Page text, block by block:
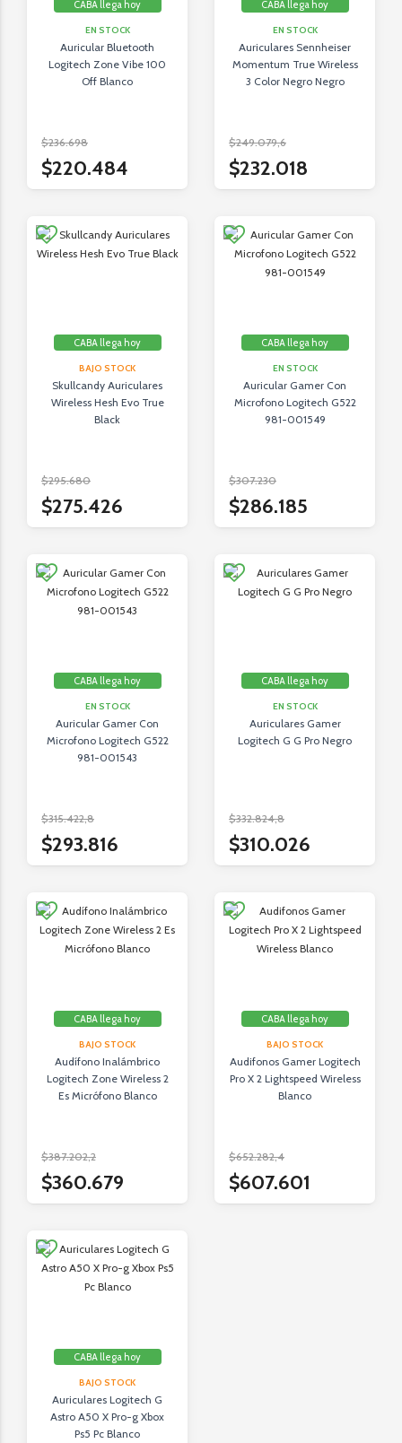
CABA llega hoy
EN STOCK
Auricular Bluetooth
Logitech Zone Vibe 100
Off Blanco
$236.698
$220.484
CABA llega hoy
EN STOCK
Auriculares Sennheiser
Momentum True Wireless
3 Color Negro Negro
$249.079,6
$232.018
CABA llega hoy
BAJO STOCK
Skullcandy Auriculares
Wireless Hesh Evo True
Black
$295.680
$275.426
CABA llega hoy
EN STOCK
Auricular Gamer Con
Microfono Logitech G522
981-001549
$307.230
$286.185
CABA llega hoy
EN STOCK
Auricular Gamer Con
Microfono Logitech G522
981-001543
$315.422,8
$293.816
CABA llega hoy
EN STOCK
Auriculares Gamer
Logitech G G Pro Negro
$332.824,8
$310.026
CABA llega hoy
BAJO STOCK
Audífono Inalámbrico
Logitech Zone Wireless 2
Es Micrófono Blanco
$387.202,2
$360.679
CABA llega hoy
BAJO STOCK
Audifonos Gamer Logitech
Pro X 2 Lightspeed Wireless
Blanco
$652.282,4
$607.601
CABA llega hoy
BAJO STOCK
Auriculares Logitech G
Astro A50 X Pro-g Xbox
Ps5 Pc Blanco